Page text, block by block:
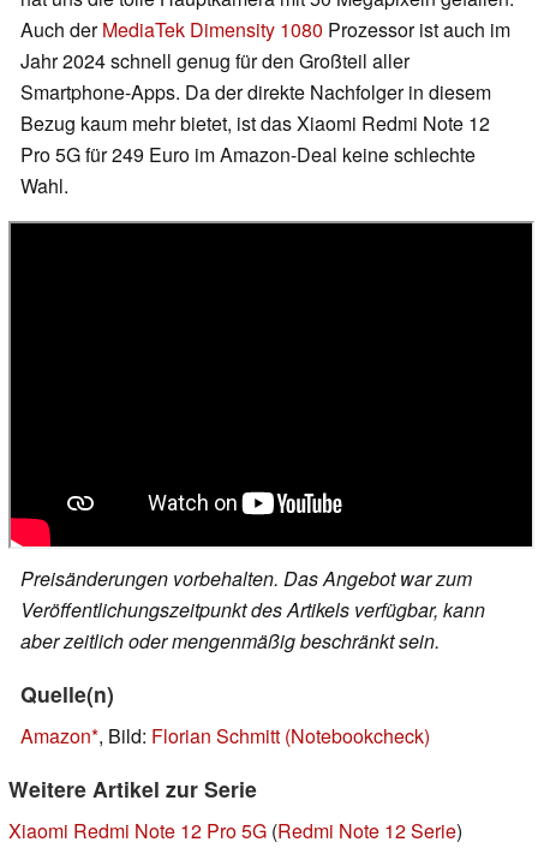
Auch derMediaTek Dimensity 1080 Prozessor ist auch im
Jahr 2024 schnell genug für den Großteil aller
Smartphone-Apps. Da der direkte Nachfolger in diesem
Bezug kaum mehr bietet, ist das Xiaomi Redmi Note 12
Pro 5G für 249 Euro im Amazon-Deal keine schlechte
Wahl.
Preisänderungen vorbehalten. Das Angebot war zum
Veröffentlichungszeitpunkt des Artikels verfügbar, kann
aber zeitlich oder mengenmäßig beschränkt sein.
Quelle(n)
Amazon , Bild: Florian Schmitt (Notebookcheck)
Weitere Artikel zur Serie
Xiaomi Redmi Note 12 Pro 5G (Redmi Note 12 Serie)